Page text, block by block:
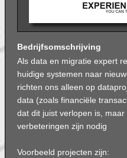
Bedrijfsomschrijving
Als data en migratie expert
huidige systemen naar
richten ons alleen op
data (zoals financiële
dat dit juist verlopen is,
verbeteringen zijn nodig
Voorbeeld projecten zijn: